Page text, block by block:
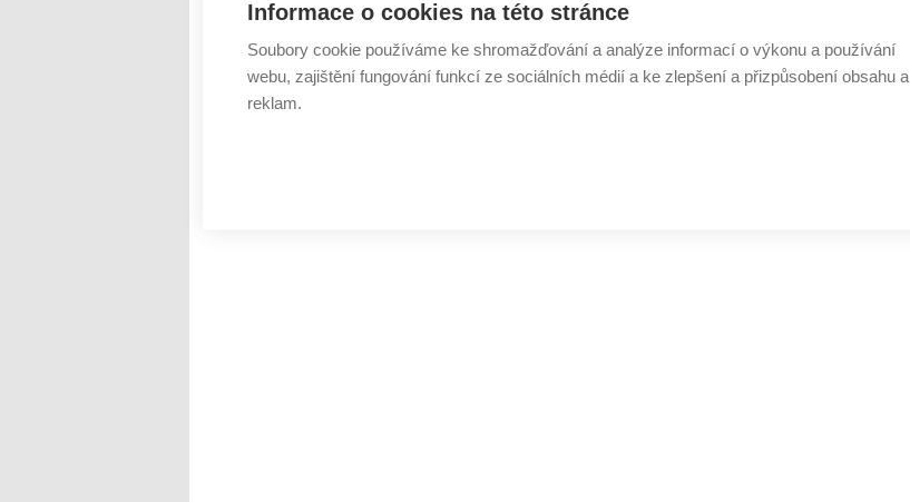
Informace o cookies na této stránce
Soubory cookie používáme ke shromažďování a analýze informací o výkonu a používání
webu, zajištění fungování funkcí ze sociálních médií a ke zlepšení a přizpůsobení obsahu a
reklam.